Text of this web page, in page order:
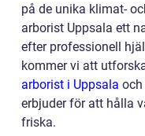
på de unika klimat-
arborist Uppsala ett
efter professionell
kommer vi att
arborist i Uppsala
erbjuder för att hålla
friska.